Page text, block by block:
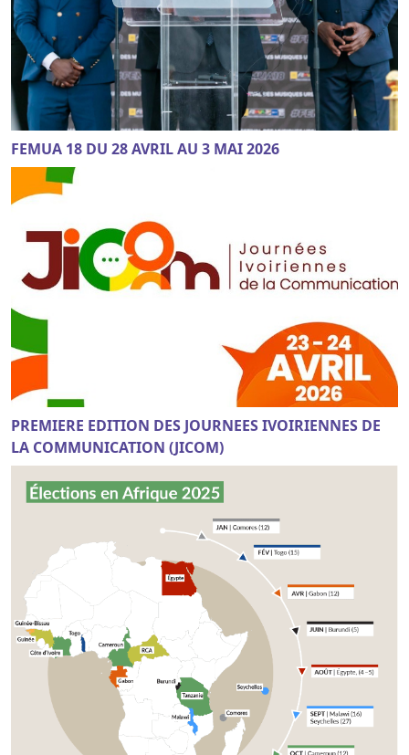
FEMUA 18 DU 28 AVRIL AU 3 MAI 2026
PREMIERE EDITION DES JOURNEES IVOIRIENNES DE
LA COMMUNICATION (JICOM)